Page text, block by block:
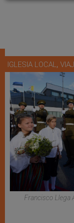
IGLESIA LOCAL,
Francisco Llega